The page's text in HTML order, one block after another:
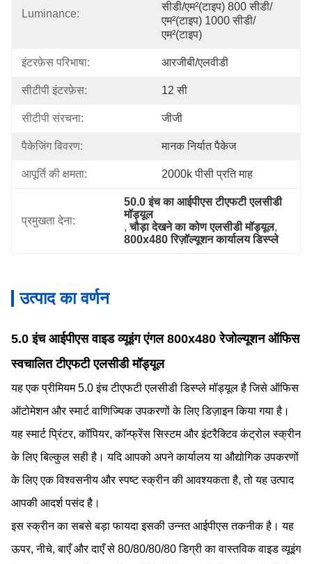
Luminance:
सीडी/एम²(टाइप) 800 सीडी/
एम²(टाइप) 1000 सीडी/
एम²(टाइप)
इंटरफ़ेस परिभाषा: आरजीबी/एलवीडी
सीटीपी इंटरफ़ेस: 12 सी
सीटीपी संरचना: जीजी
पैकेजिंग विवरण: मानक निर्यात पैकेज
आपूर्ति की क्षमता: 2000k पीसी प्रति माह
प्रमुखता देना:
50.0 इंच का आईपीएस टीएफटी एलसीडी
मॉड्यूल
, चौड़ा देखने का कोण एलसीडी मॉड्यूल,
800x480 रिज़ॉल्यूशन कार्यालय डिस्प्ले
उत्पाद का वर्णन
5.0 इंच आईपीएस वाइड व्यूइंग एंगल 800x480 रेजोल्यूशन ऑफिस
स्वचालित टीएफटी एलसीडी मॉड्यूल
यह एक प्रीमियम 5.0 इंच टीएफटी एलसीडी डिस्प्ले मॉड्यूल है जिसे ऑफिस
ऑटोमेशन और स्मार्ट वाणिज्यिक उपकरणों के लिए डिज़ाइन किया गया है।
यह स्मार्ट प्रिंटर, कॉपियर, कॉन्फ्रेंस सिस्टम और इंटरैक्टिव कंट्रोल स्क्रीन
के लिए बिल्कुल सही है। यदि आपको अपने कार्यालय या औद्योगिक उपकरणों
के लिए एक विश्वसनीय और स्पष्ट स्क्रीन की आवश्यकता है, तो यह उत्पाद
आपकी आदर्श पसंद है।
इस स्क्रीन का सबसे बड़ा फायदा इसकी उन्नत आईपीएस तकनीक है। यह
ऊपर, नीचे, बाएँ और दाएँ से 80/80/80/80 डिग्री का वास्तविक वाइड व्यूइंग